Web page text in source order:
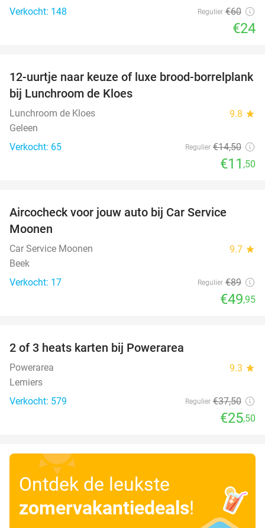
Verkocht: 148 Regulier €60
€24
21%
12-uurtje naar keuze of luxe brood-borrelplank
bij Lunchroom de Kloes
Lunchroom de Kloes 9.8 star
Geleen
Verkocht: 65
Regulier €14,50
€11 ,50
Aircocheck voor jouw auto bij Car Service
Moonen
Car Service Moonen 9.7 star
Beek
Verkocht: 17
Regulier €89
€49,95
2 of 3 heats karten bij Powerarea
Powerarea 9.3 star
Lemiers
Verkocht: 579
Regulier €37,50
€25,50
Ontdek de leukste
zomervakantiedeals!